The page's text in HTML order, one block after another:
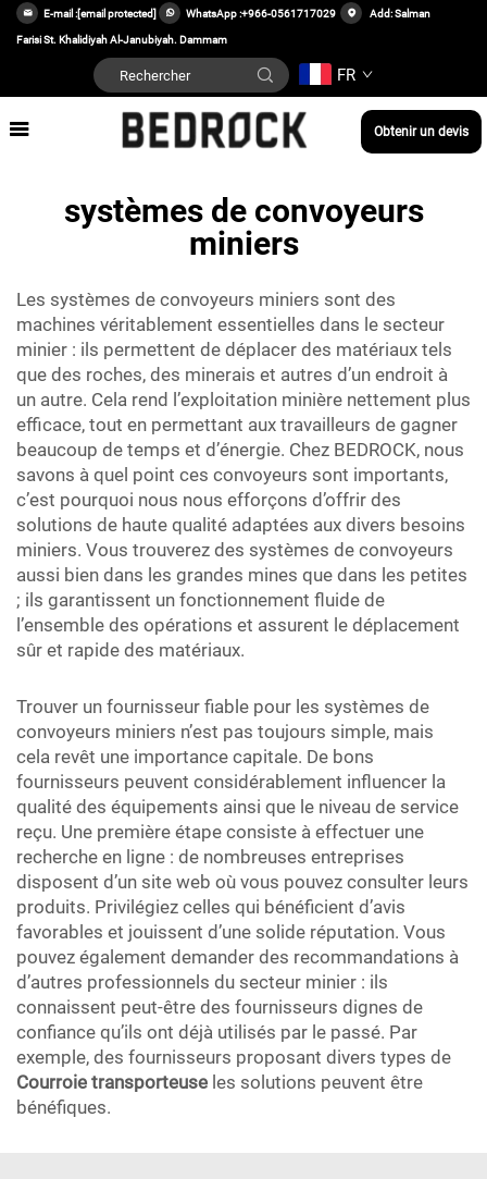
E-mail :[email protected] WhatsApp :+966-0561717029 Add: Salman
Farisi St. Khalidiyah Al-Janubiyah. Dammam
FR
Obtenir un devis
systèmes de convoyeurs
miniers
Les systèmes de convoyeurs miniers sont des
machines véritablement essentielles dans le secteur
minier : ils permettent de déplacer des matériaux tels
que des roches, des minerais et autres d’un endroit à
un autre. Cela rend l’exploitation minière nettement plus
efficace, tout en permettant aux travailleurs de gagner
beaucoup de temps et d’énergie. Chez BEDROCK, nous
savons à quel point ces convoyeurs sont importants,
c’est pourquoi nous nous efforçons d’offrir des
solutions de haute qualité adaptées aux divers besoins
miniers. Vous trouverez des systèmes de convoyeurs
aussi bien dans les grandes mines que dans les petites
; ils garantissent un fonctionnement fluide de
l’ensemble des opérations et assurent le déplacement
sûr et rapide des matériaux.
Trouver un fournisseur fiable pour les systèmes de
convoyeurs miniers n’est pas toujours simple, mais
cela revêt une importance capitale. De bons
fournisseurs peuvent considérablement influencer la
qualité des équipements ainsi que le niveau de service
reçu. Une première étape consiste à effectuer une
recherche en ligne : de nombreuses entreprises
disposent d’un site web où vous pouvez consulter leurs
produits. Privilégiez celles qui bénéficient d’avis
favorables et jouissent d’une solide réputation. Vous
pouvez également demander des recommandations à
d’autres professionnels du secteur minier : ils
connaissent peut-être des fournisseurs dignes de
confiance qu’ils ont déjà utilisés par le passé. Par
exemple, des fournisseurs proposant divers types de
Courroie transporteuse les solutions peuvent être
bénéfiques.